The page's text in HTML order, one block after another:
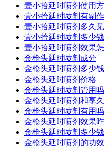
壹小拾延时喷剂使用
壹小拾延时喷剂有副
壹小拾延时喷剂多久
壹小拾延时喷剂多少钱
壹小拾延时喷剂效果
金枪头延时喷剂成分
金枪头延时喷剂多少
金枪头延时喷剂价格
金枪头延时喷剂管用吗
金枪头延时喷剂和享
金枪头延时喷剂有用
金枪头延时喷剂效果
金枪头延时喷剂多少
金枪头延时喷剂的功